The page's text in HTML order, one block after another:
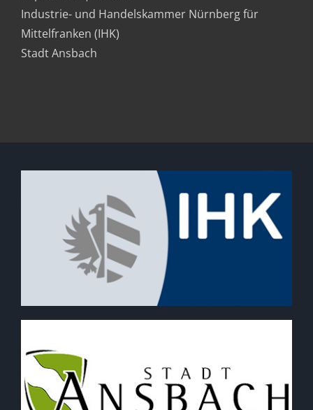
Industrie- und Handelskammer Nürnberg für
Mittelfranken (IHK)
Stadt Ansbach